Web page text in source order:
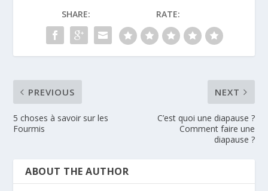
SHARE: RATE:
PREVIOUS
5 choses à savoir sur les
Fourmis
NEXT
C’est quoi une diapause ?
Comment faire une
diapause ?
ABOUT THE AUTHOR